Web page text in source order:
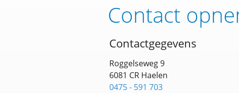
Contact
Contactgegevens
Roggelseweg 9
6081 CR Haelen
0475 - 591 703